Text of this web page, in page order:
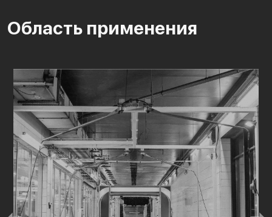
Область применения